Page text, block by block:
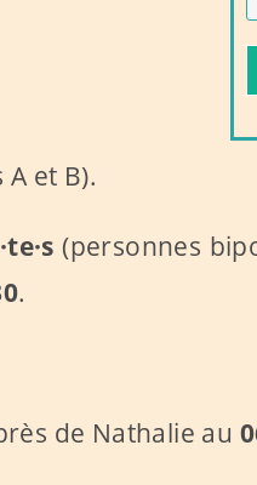
et B).
(personnes
.
de Nathalie au